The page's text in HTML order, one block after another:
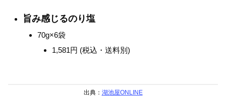
旨み感じるのり塩
70g×6袋
1,581円 (税込・送料別)
出典： 湖池屋ONLINE